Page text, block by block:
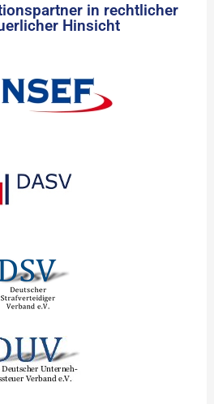
in rechtlicher
Hinsicht